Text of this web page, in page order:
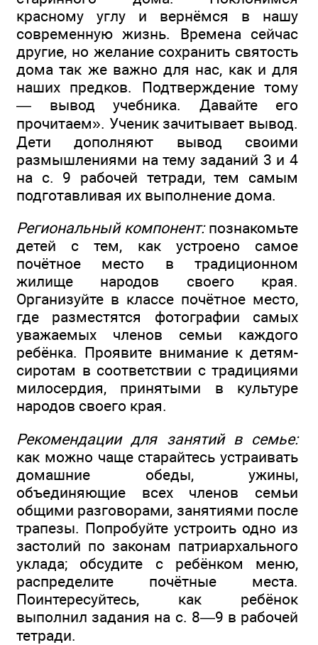
красному углу и вернёмся в нашу
современную жизнь. Времена сейчас
другие, но желание сохранить святость
дома так же важно для нас, как и для
наших предков. Подтверждение тому
— вывод учебника. Давайте его
прочитаем». Ученик зачитывает вывод.
Дети дополняют вывод своими
размышлениями на тему заданий 3 и 4
на с. 9 рабочей тетради, тем самым
подготавливая их выполнение дома.
Региональный компонент:познакомьте
детей с тем, как устроено самое
почётное место в традиционном
жилище народов своего края.
Организуйте в классе почётное место,
где разместятся фотографии самых
уважаемых членов семьи каждого
ребёнка. Проявите внимание к детям-
сиротам в соответствии с традициями
милосердия, принятыми в культуре
народов своего края.
Рекомендации для занятий в семье:
как можно чаще старайтесь устраивать
домашние обеды, ужины,
объединяющие всех членов семьи
общими разговорами, занятиями после
трапезы. Попробуйте устроить одно из
застолий по законам патриархального
уклада; обсудите с ребёнком меню,
распределите почётные места.
Поинтересуйтесь, как ребёнок
выполнил задания на с. 8—9 в рабочей
тетради.